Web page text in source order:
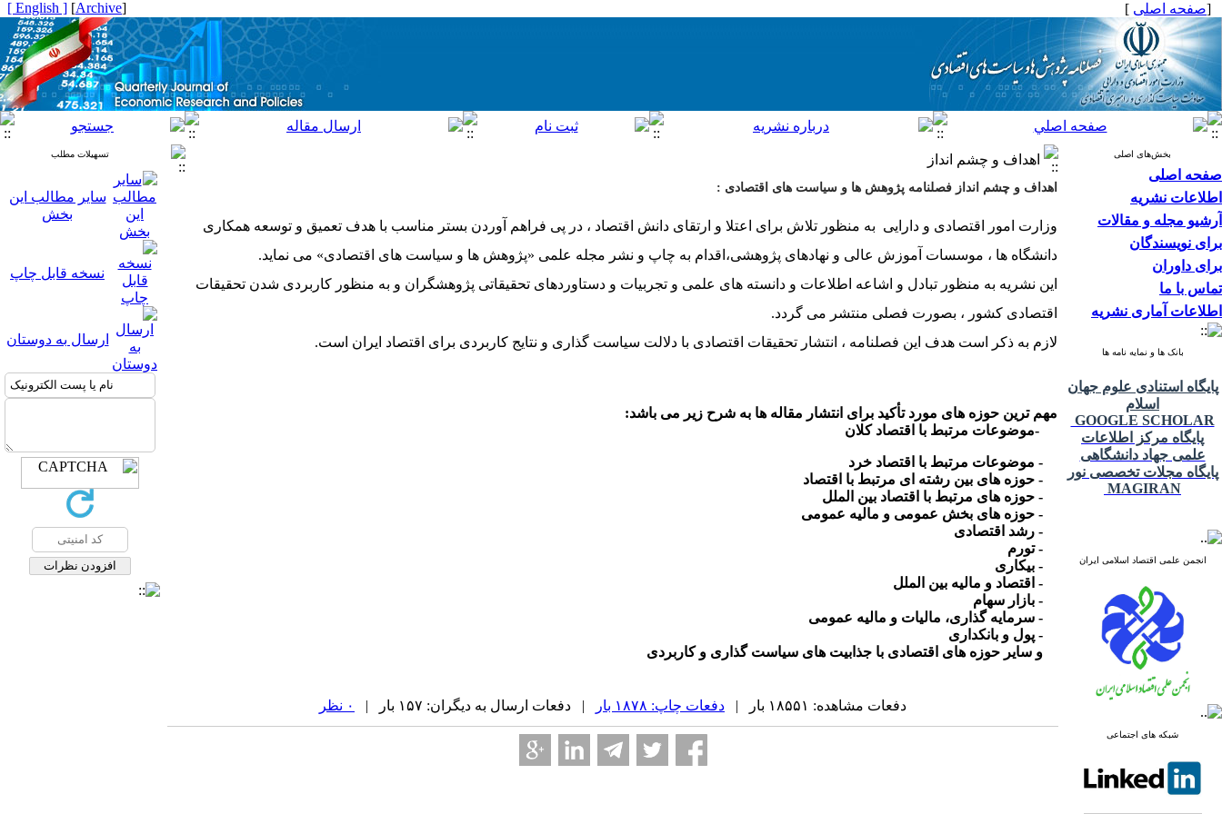
[صفحه اصلی ]
[
Archive
]
[ English ]
بخش‌های اصلی
صفحه اصلی
اطلاعات نشریه
آرشیو مجله و مقالات
برای نویسندگان
برای داوران
تماس با ما
اطلاعات آماری نشریه
بانک ها و نمایه نامه ها
پایگاه استنادی علوم جهان
اسلام
GOOGLE SCHOLAR
پایگاه مرکز اطلاعات
علمی جهاد دانشگاهی
پایگاه مجلات تخصصی نور
MAGIRAN
انجمن علمی اقتصاد اسلامی ایران
شبکه های اجتماعی
اهداف و چشم انداز
اهداف و چشم انداز فصلنامه پژوهش ها و سیاست های اقتصادی :
وزارت امور اقتصادی و دارایی به منظور تلاش برای اعتلا و ارتقای دانش اقتصاد ، در پی فراهم آوردن بستر مناسب با هدف تعمیق و توسعه همکاری
دانشگاه ها ، موسسات آموزش عالی و نهادهای پژوهشی،اقدام به چاپ و نشر مجله علمی «پژوهش ها و سیاست های اقتصادی» می نماید.
این نشریه به منظور تبادل و اشاعه اطلاعات و دانسته های علمی و تجربیات و دستاوردهای تحقیقاتی پژوهشگران و به منظور کاربردی شدن تحقیقات
اقتصادی کشور ، بصورت فصلی منتشر می گردد.
لازم به ذکر است هدف این فصلنامه ، انتشار تحقیقات اقتصادی با دلالت سیاست گذاری و نتایج کاربردی برای اقتصاد ایران است.
مهم ترین حوزه های مورد تأکید برای انتشار مقاله ها به شرح زیر می باشد:
-موضوعات مرتبط با اقتصاد کلان
- موضوعات مرتبط با اقتصاد خرد
- حوزه های بین رشته ای مرتبط با اقتصاد
- حوزه های مرتبط با اقتصاد بین الملل
- حوزه های بخش عمومی و مالیه عمومی
- رشد اقتصادی
- تورم
- بیکاری
- اقتصاد و مالیه بین الملل
- بازار سهام
- سرمایه گذاری، مالیات و مالیه عمومی
- پول و بانکداری
و سایر حوزه های اقتصادی با جذابیت های سیاست گذاری و کاربردی
تسهیلات مطلب
سایر مطالب این
بخش
نسخه قابل چاپ
ارسال به دوستان
دفعات مشاهده: ۱۸۵۵۱ بار | دفعات چاپ: ۱۸۷۸ بار | دفعات ارسال به دیگران: ۱۵۷ بار | ۰ نظر